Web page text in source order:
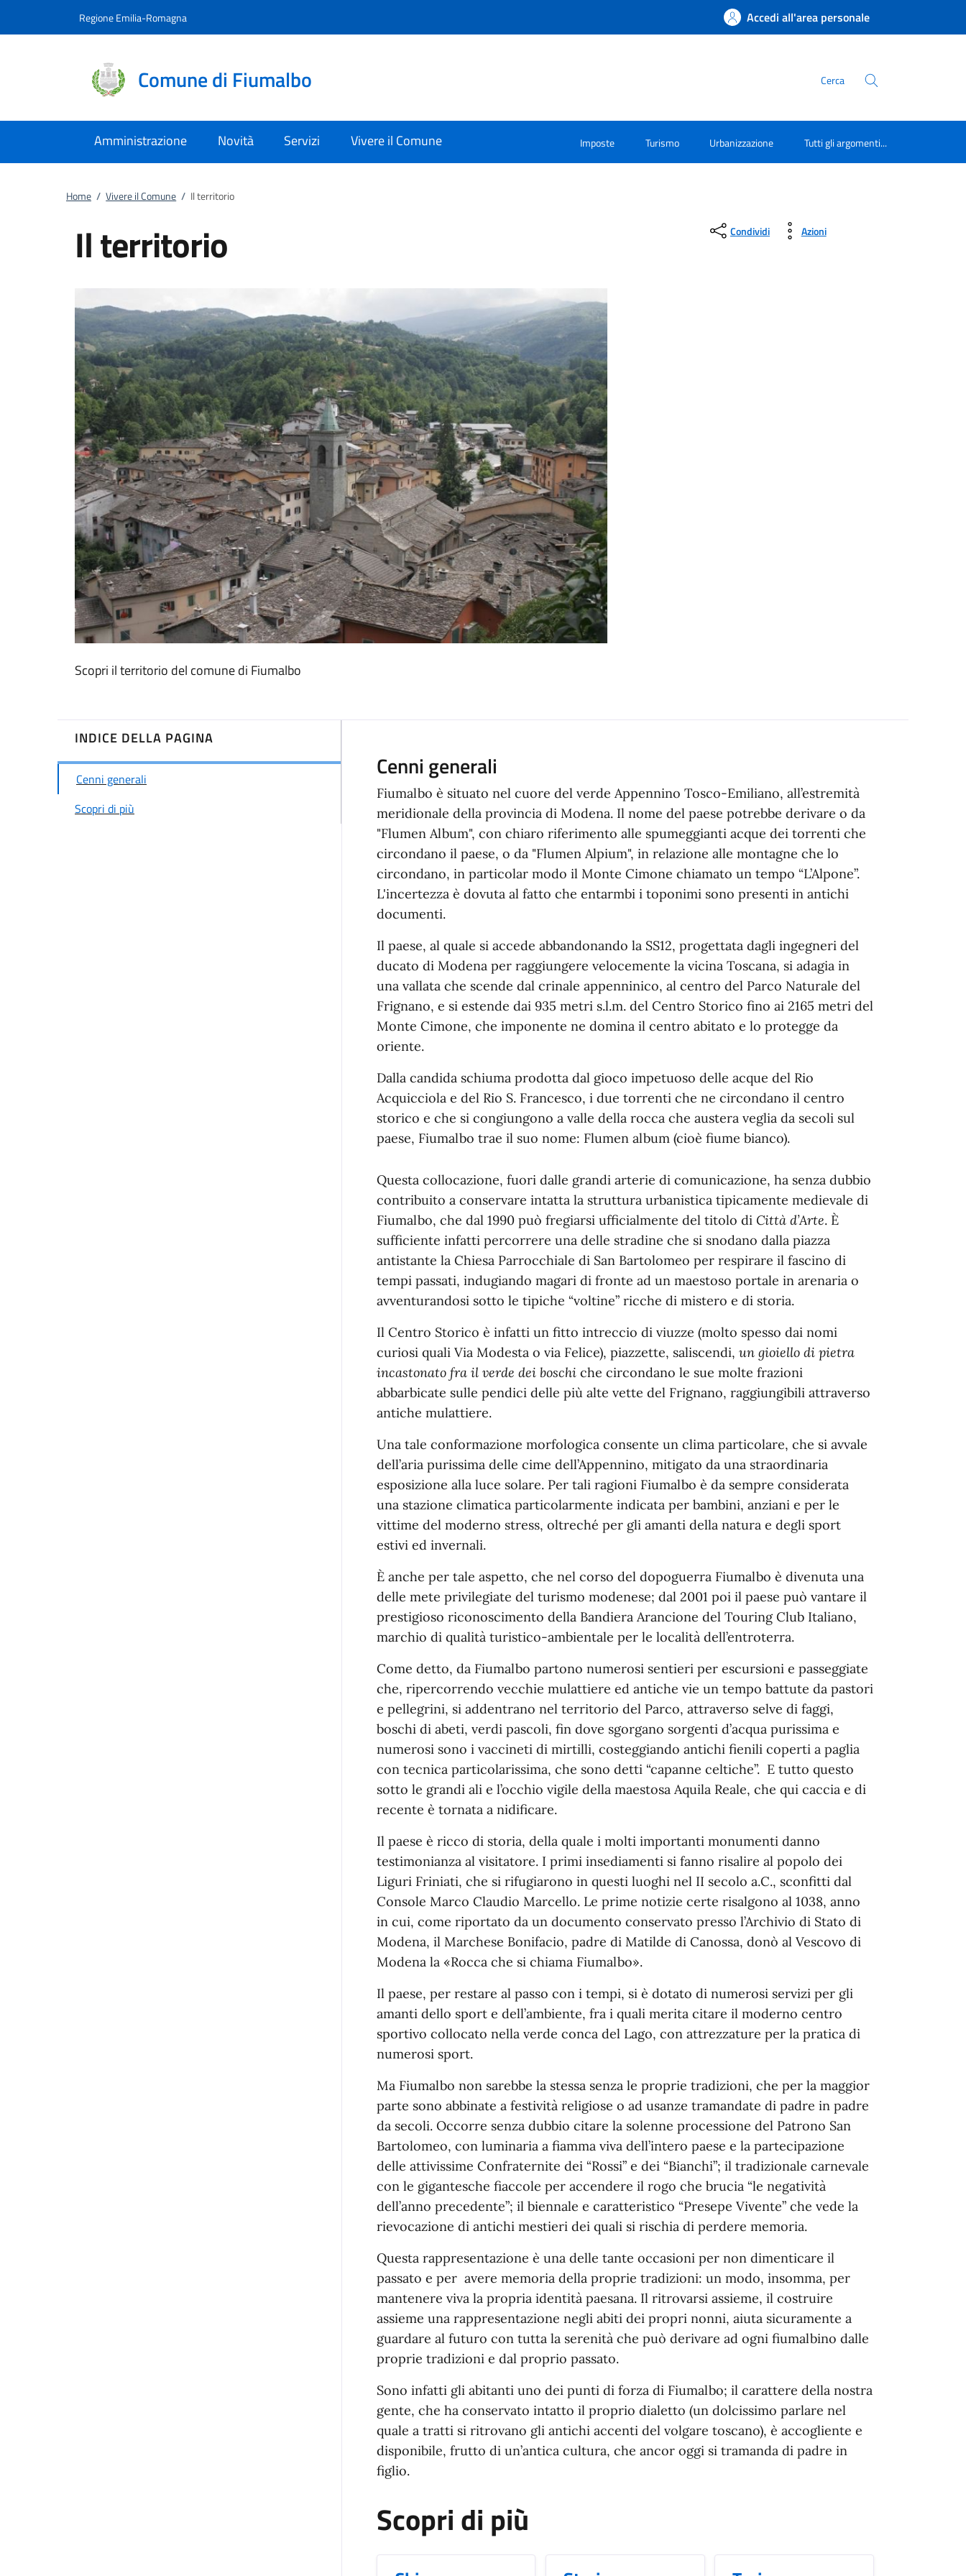
Regione Emilia-Romagna Accedi all'area personale
Comune di Fiumalbo Cerca
Amministrazione Novità Servizi Vivere il Comune Imposte Turismo Urbanizzazione Tutti gli argomenti...
Home / Vivere il Comune / Il territorio
Il territorio
Scopri il territorio del comune di Fiumalbo
Condividi Azioni
INDICE DELLA PAGINA
Cenni generali
Scopri di più
Cenni generali
Fiumalbo è situato nel cuore del verde Appennino Tosco-Emiliano, all’estremità
meridionale della provincia di Modena. Il nome del paese potrebbe derivare o da
"Flumen Album", con chiaro riferimento alle spumeggianti acque dei torrenti che
circondano il paese, o da "Flumen Alpium", in relazione alle montagne che lo
circondano, in particolar modo il Monte Cimone chiamato un tempo “L’Alpone”.
L'incertezza è dovuta al fatto che entarmbi i toponimi sono presenti in antichi
documenti.
Il paese, al quale si accede abbandonando la SS12, progettata dagli ingegneri del
ducato di Modena per raggiungere velocemente la vicina Toscana, si adagia in
una vallata che scende dal crinale appenninico, al centro del Parco Naturale del
Frignano, e si estende dai 935 metri s.l.m. del Centro Storico fino ai 2165 metri del
Monte Cimone, che imponente ne domina il centro abitato e lo protegge da
oriente.
Dalla candida schiuma prodotta dal gioco impetuoso delle acque del Rio
Acquicciola e del Rio S. Francesco, i due torrenti che ne circondano il centro
storico e che si congiungono a valle della rocca che austera veglia da secoli sul
paese, Fiumalbo trae il suo nome: Flumen album (cioè fiume bianco).
Questa collocazione, fuori dalle grandi arterie di comunicazione, ha senza dubbio
contribuito a conservare intatta la struttura urbanistica tipicamente medievale di
Fiumalbo, che dal 1990 può fregiarsi ufficialmente del titolo di Città d’Arte. È
sufficiente infatti percorrere una delle stradine che si snodano dalla piazza
antistante la Chiesa Parrocchiale di San Bartolomeo per respirare il fascino di
tempi passati, indugiando magari di fronte ad un maestoso portale in arenaria o
avventurandosi sotto le tipiche “voltine” ricche di mistero e di storia.
Il Centro Storico è infatti un fitto intreccio di viuzze (molto spesso dai nomi
curiosi quali Via Modesta o via Felice), piazzette, saliscendi, un gioiello di pietra
incastonato fra il verde dei boschiche circondano le sue molte frazioni
abbarbicate sulle pendici delle più alte vette del Frignano, raggiungibili attraverso
antiche mulattiere.
Una tale conformazione morfologica consente un clima particolare, che si avvale
dell’aria purissima delle cime dell’Appennino, mitigato da una straordinaria
esposizione alla luce solare. Per tali ragioni Fiumalbo è da sempre considerata
una stazione climatica particolarmente indicata per bambini, anziani e per le
vittime del moderno stress, oltreché per gli amanti della natura e degli sport
estivi ed invernali.
È anche per tale aspetto, che nel corso del dopoguerra Fiumalbo è divenuta una
delle mete privilegiate del turismo modenese; dal 2001 poi il paese può vantare il
prestigioso riconoscimento della Bandiera Arancione del Touring Club Italiano,
marchio di qualità turistico-ambientale per le località dell’entroterra.
Come detto, da Fiumalbo partono numerosi sentieri per escursioni e passeggiate
che, ripercorrendo vecchie mulattiere ed antiche vie un tempo battute da pastori
e pellegrini, si addentrano nel territorio del Parco, attraverso selve di faggi,
boschi di abeti, verdi pascoli, fin dove sgorgano sorgenti d’acqua purissima e
numerosi sono i vaccineti di mirtilli, costeggiando antichi fienili coperti a paglia
con tecnica particolarissima, che sono detti “capanne celtiche”. E tutto questo
sotto le grandi ali e l’occhio vigile della maestosa Aquila Reale, che qui caccia e di
recente è tornata a nidificare.
Il paese è ricco di storia, della quale i molti importanti monumenti danno
testimonianza al visitatore. I primi insediamenti si fanno risalire al popolo dei
Liguri Friniati, che si rifugiarono in questi luoghi nel II secolo a.C., sconfitti dal
Console Marco Claudio Marcello. Le prime notizie certe risalgono al 1038, anno
in cui, come riportato da un documento conservato presso l’Archivio di Stato di
Modena, il Marchese Bonifacio, padre di Matilde di Canossa, donò al Vescovo di
Modena la «Rocca che si chiama Fiumalbo».
Il paese, per restare al passo con i tempi, si è dotato di numerosi servizi per gli
amanti dello sport e dell’ambiente, fra i quali merita citare il moderno centro
sportivo collocato nella verde conca del Lago, con attrezzature per la pratica di
numerosi sport.
Ma Fiumalbo non sarebbe la stessa senza le proprie tradizioni, che per la maggior
parte sono abbinate a festività religiose o ad usanze tramandate di padre in padre
da secoli. Occorre senza dubbio citare la solenne processione del Patrono San
Bartolomeo, con luminaria a fiamma viva dell’intero paese e la partecipazione
delle attivissime Confraternite dei “Rossi” e dei “Bianchi”; il tradizionale carnevale
con le gigantesche fiaccole per accendere il rogo che brucia “le negatività
dell’anno precedente”; il biennale e caratteristico “Presepe Vivente” che vede la
rievocazione di antichi mestieri dei quali si rischia di perdere memoria.
Questa rappresentazione è una delle tante occasioni per non dimenticare il
passato e per avere memoria della proprie tradizioni: un modo, insomma, per
mantenere viva la propria identità paesana. Il ritrovarsi assieme, il costruire
assieme una rappresentazione negli abiti dei propri nonni, aiuta sicuramente a
guardare al futuro con tutta la serenità che può derivare ad ogni fiumalbino dalle
proprie tradizioni e dal proprio passato.
Sono infatti gli abitanti uno dei punti di forza di Fiumalbo; il carattere della nostra
gente, che ha conservato intatto il proprio dialetto (un dolcissimo parlare nel
quale a tratti si ritrovano gli antichi accenti del volgare toscano), è accogliente e
disponibile, frutto di un’antica cultura, che ancor oggi si tramanda di padre in
figlio.
Scopri di più